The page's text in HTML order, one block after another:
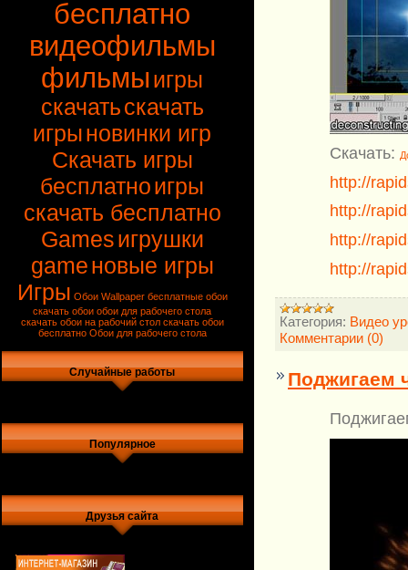
бесплатно
видеофильмы
фильмыигры
скачатьскачать
игрыновинки игр
Скачать игры
бесплатноигры
скачать бесплатно
Gamesигрушки
gameновые игры
Игры Обои Wallpaper бесплатные обои
скачать обои обои для рабочего стола
скачать обои на рабочий стол скачать обои
бесплатно Обои для рабочего стола
Случайные работы
Популярное
Друзья сайта
Скачать:
http://
http://
http://
http://
Категория: Видео
Комментарии (0)
Поджигаем